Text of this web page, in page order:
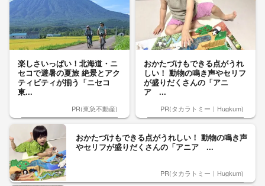
楽しさいっぱい！北海道・ニ
セコで避暑の夏旅 絶景とアク
ティビティが揃う「ニセコ
東...
PR(東急不動産)
おかたづけもできる点がうれ
しい！ 動物の鳴き声やセリフ
が盛りだくさんの「アニ
ア ...
PR(タカラトミー｜Hugkum)
おかたづけもできる点がうれしい！ 動物の鳴き声
やセリフが盛りだくさんの「アニア ...
PR(タカラトミー｜Hugkum)